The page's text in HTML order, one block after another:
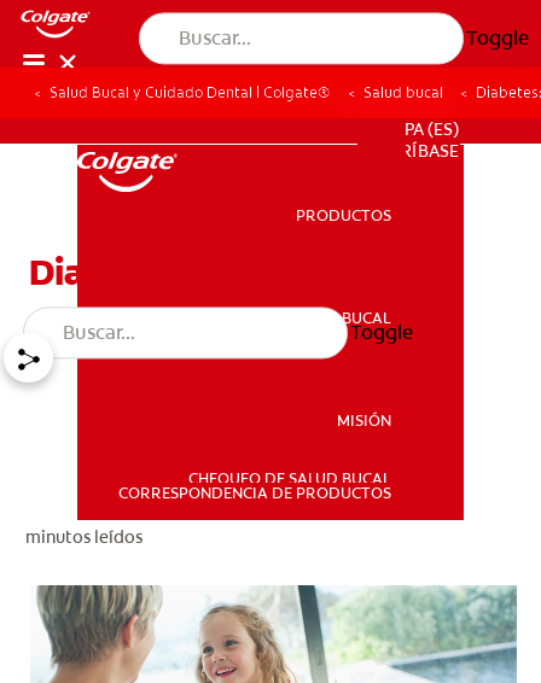
Toggle
SALUD BUCAL
CORRESPONDENCIA DE PRODUCTOS
PA (ES)
SUSCRÍBASE
PRODUCTOS
SALUD BUCAL
MISIÓN
CHEQUEO DE SALUD BUCAL
CORRESPONDENCIA DE PRODUCTOS
Toggle
Salud Bucal y Cuidado Dental | Colgate® Salud bucal
Diabetes: Consejos
minutos leídos